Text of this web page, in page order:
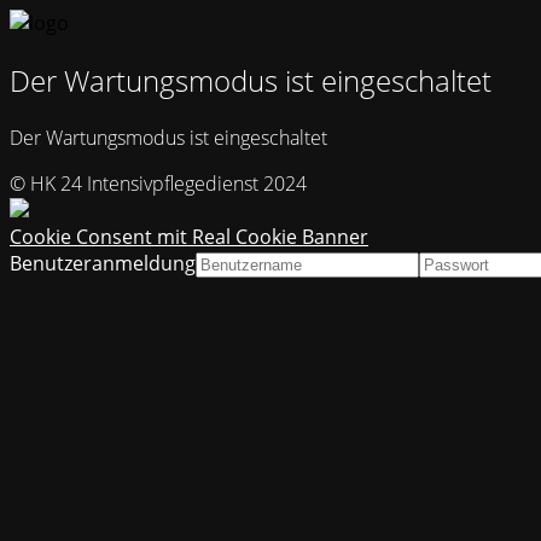
Der Wartungsmodus ist eingeschaltet
Der Wartungsmodus ist eingeschaltet
© HK 24 Intensivpflegedienst 2024
Cookie Consent mit Real Cookie Banner
Benutzeranmeldung